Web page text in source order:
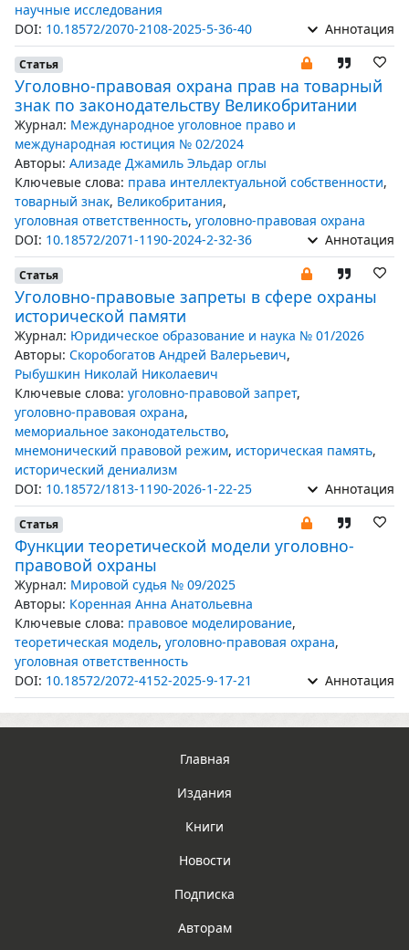
научные исследования
DOI: 10.18572/2070-2108-2025-5-36-40 Аннотация
Статья
Уголовно-правовая охрана прав на товарный
знак по законодательству Великобритании
Журнал: Международное уголовное право и
международная юстиция № 02/2024
Авторы: Ализаде Джамиль Эльдар оглы
Ключевые слова: права интеллектуальной собственности,
товарный знак, Великобритания,
уголовная ответственность, уголовно-правовая охрана
DOI: 10.18572/2071-1190-2024-2-32-36 Аннотация
Статья
Уголовно-правовые запреты в сфере охраны
исторической памяти
Журнал: Юридическое образование и наука № 01/2026
Авторы: Скоробогатов Андрей Валерьевич,
Рыбушкин Николай Николаевич
Ключевые слова: уголовно-правовой запрет,
уголовно-правовая охрана,
мемориальное законодательство,
мнемонический правовой режим, историческая память,
исторический дениализм
DOI: 10.18572/1813-1190-2026-1-22-25 Аннотация
Статья
Функции теоретической модели уголовно-
правовой охраны
Журнал: Мировой судья № 09/2025
Авторы: Коренная Анна Анатольевна
Ключевые слова: правовое моделирование,
теоретическая модель, уголовно-правовая охрана,
уголовная ответственность
DOI: 10.18572/2072-4152-2025-9-17-21 Аннотация
Главная
Издания
Книги
Новости
Подписка
Авторам